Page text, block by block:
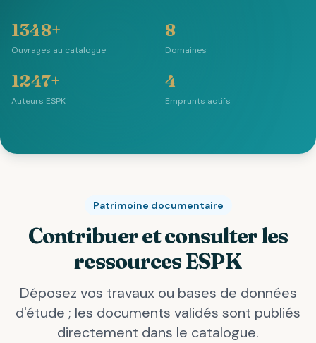
1348+
Ouvrages au catalogue
8
Domaines
1247+
Auteurs ESPK
4
Emprunts actifs
Patrimoine documentaire
Contribuer et consulter les
ressources ESPK
Déposez vos travaux ou bases de données
d'étude ; les documents validés sont publiés
directement dans le catalogue.